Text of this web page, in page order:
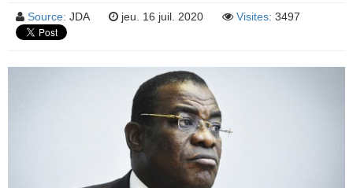
Source: JDA jeu. 16 juil. 2020 Visites: 3497